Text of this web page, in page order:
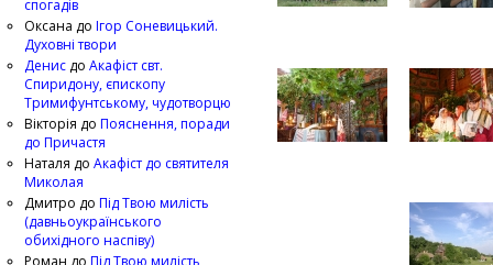
спогадів
Оксана до Ігор Соневицький.
Духовні твори
Денис до Акафіст свт.
Спиридону, єпископу
Тримифунтському, чудотворцю
Вікторія до Пояснення, поради
до Причастя
Наталя до Акафіст до святителя
Миколая
Дмитро до Під Твою милість
(давньоукраїнського
обихідного наспіву)
Роман до Під Твою милість